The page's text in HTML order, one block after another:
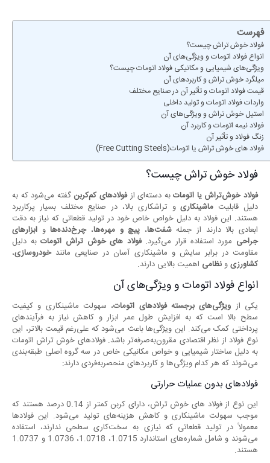
فهرست
فولاد خوش تراش چیست؟‎
انواع فولاد اتومات و ویژگی‌های آن
ویژگی‌های شیمیایی و مکانیکی فولاد اتومات چیست؟
میلگرد خوش تراش و کاربردهای آن
قیمت فولاد اتومات و تأثیر آن در صنایع مختلف
واردات فولاد اتومات و تولید داخلی
استیل خوش تراش و ویژگی‌های آن
فولاد نیمه اتومات و کاربرد آن
زنگ فولاد و تأثیر آن
فولاد های خوش تراش یا اتومات(Free Cutting Steels)
فولاد خوش تراش چیست؟‎
فولاد خوش‌تراش یا اتوماتبه دسته‌ای ازفولادهای کم‌کربن گفته می‌شود که به
دلیل قابلیت ماشینکاریو تراشکاری بالا، در صنایع مختلف بسیار پرکاربرد
هستند. این فولاد به دلیل خواص خاص خود در تولید قطعاتی که نیاز به دقت
ابعادی بالا دارند از جملهشفت‌ها، پیچ و مهره‌ها،چرخ‌دنده‌هاو ابزارهای
جراحی مورد استفاده قرار می‌گیرد.فولاد های خوش تراش اتوماتبه دلیل
مقاومت در برابر سایش و ماشینکاری آسان در صنایعی مانندخودروسازی،
کشاورزیونظامی اهمیت بالایی دارند.
انواع فولاد اتومات و ویژگی‌های آن
یکی از ویژگی‌های برجسته فولادهای اتومات، سهولت ماشینکاری و کیفیت
سطح بالا است که به افزایش طول عمر ابزار و کاهش نیاز به فرآیندهای
پرداختی کمک می‌کند. این ویژگی‌ها باعث می‌شود که علی‌رغم قیمت بالاتر، این
نوع فولاد از نظر اقتصادی مقرون‌به‌صرفه‌تر باشد. فولادهای خوش تراش اتومات
به دلیل ساختار شیمیایی و خواص مکانیکی خاص در سه گروه اصلی طبقه‌بندی
می‌شوند که هر کدام ویژگی‌ها و کاربردهای منحصربه‌فردی دارند:
فولادهای بدون عملیات حرارتی
این نوع از فولاد های خوش تراش، دارای کربن کمتر از 0.14 درصد هستند که
موجب سهولت ماشینکاری و کاهش هزینه‌های تولید می‌شود. این فولادها
معمولاً در تولید قطعاتی که نیازی به سخت‌کاری سطحی ندارند، استفاده
می‌شوند و شامل شماره‌های استاندارد 1.0715، 1.0718، 1.0736 و 1.0737
هستند.